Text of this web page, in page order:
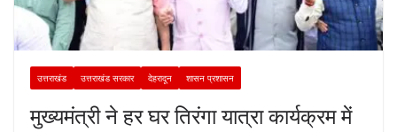
उत्तराखंड उत्तराखंड सरकार देहरादून शासन प्रशासन
मुख्यमंत्री ने हर घर तिरंगा यात्रा कार्यक्रम में